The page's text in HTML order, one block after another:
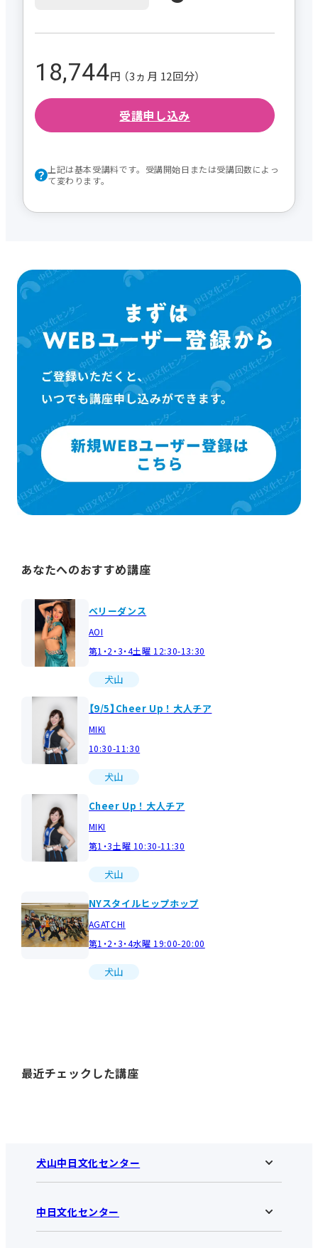
18,744円 （3ヵ月 12回分）
受講申し込み
上記は基本受講料です。受講開始日または受講回数によっ
て変わります。
あなたへのおすすめ講座
ベリーダンス
AOI
第1・2・3・4土曜 12:30-13:30
犬山
【9/5】Cheer Up！大人チア
MIKI
10:30-11:30
犬山
Cheer Up！大人チア
MIKI
第1・3土曜 10:30-11:30
犬山
NYスタイルヒップホップ
AGATCHI
第1・2・3・4水曜 19:00-20:00
犬山
最近チェックした講座
犬山中日文化センター
犬山中日文化センターHOME
お知らせ
中日文化センター